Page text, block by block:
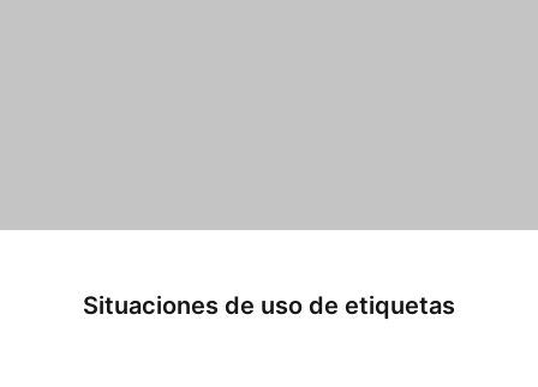
Situaciones de uso de etiquetas